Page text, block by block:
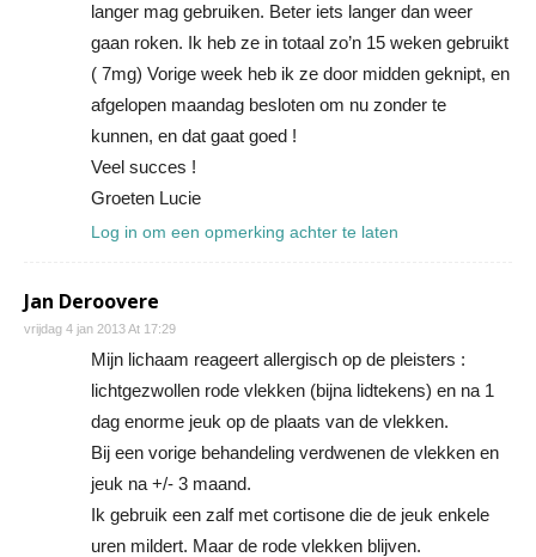
langer mag gebruiken. Beter iets langer dan weer
gaan roken. Ik heb ze in totaal zo’n 15 weken gebruikt
( 7mg) Vorige week heb ik ze door midden geknipt, en
afgelopen maandag besloten om nu zonder te
kunnen, en dat gaat goed !
Veel succes !
Groeten Lucie
Log in om een opmerking achter te laten
Jan Deroovere
vrijdag 4 jan 2013 At 17:29
Mijn lichaam reageert allergisch op de pleisters :
lichtgezwollen rode vlekken (bijna lidtekens) en na 1
dag enorme jeuk op de plaats van de vlekken.
Bij een vorige behandeling verdwenen de vlekken en
jeuk na +/- 3 maand.
Ik gebruik een zalf met cortisone die de jeuk enkele
uren mildert. Maar de rode vlekken blijven.